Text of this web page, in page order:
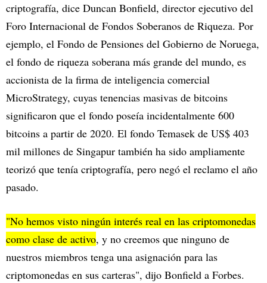
criptografía, dice Duncan Bonfield, director ejecutivo del
Foro Internacional de Fondos Soberanos de Riqueza. Por
ejemplo, el Fondo de Pensiones del Gobierno de Noruega,
el fondo de riqueza soberana más grande del mundo, es
accionista de la firma de inteligencia comercial
MicroStrategy, cuyas tenencias masivas de bitcoins
significaron que el fondo poseía incidentalmente 600
bitcoins a partir de 2020. El fondo Temasek de US$ 403
mil millones de Singapur también ha sido ampliamente
teorizó que tenía criptografía, pero negó el reclamo el año
pasado.
"No hemos visto ningún interés real en las criptomonedas
como clase de activo, y no creemos que ninguno de
nuestros miembros tenga una asignación para las
criptomonedas en sus carteras", dijo Bonfield a Forbes.